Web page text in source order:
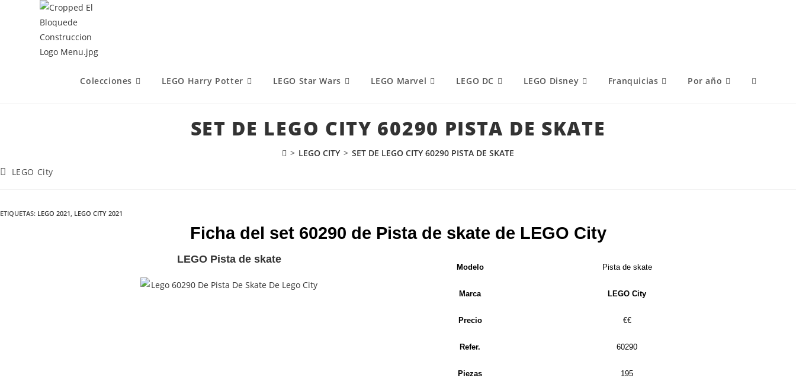
Colecciones LEGO Harry Potter LEGO Star Wars LEGO Marvel LEGO DC LEGO Disney Franquicias Por año
SET DE LEGO CITY 60290 PISTA DE SKATE
> LEGO CITY > SET DE LEGO CITY 60290 PISTA DE SKATE
LEGO City
ETIQUETAS: LEGO 2021, LEGO CITY 2021
Ficha del set 60290 de Pista de skate de LEGO City
LEGO Pista de skate
Modelo Pista de skate
Marca LEGO City
Precio €€
Refer. 60290
Piezas 195